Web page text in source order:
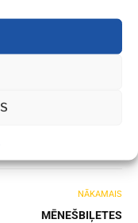
33, Liepājā, LV-
“Pieteikums
NĀKAMAIS
MĒNEŠBIĻETES